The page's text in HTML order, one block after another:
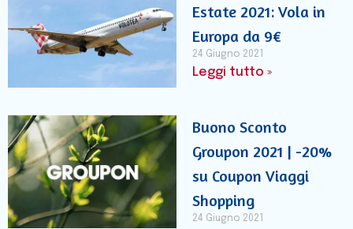
Estate 2021: Vola in
Europa da 9€
24 Giugno 2021
Leggi tutto »
Buono Sconto
Groupon 2021 | -20%
su Coupon Viaggi
Shopping
24 Giugno 2021